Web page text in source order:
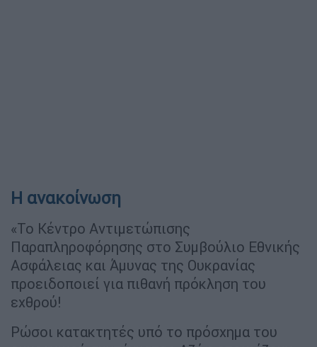
Η ανακοίνωση
«Το Κέντρο Αντιμετώπισης
Παραπληροφόρησης στο Συμβούλιο Εθνικής
Ασφάλειας και Άμυνας της Ουκρανίας
προειδοποιεί για πιθανή πρόκληση του
εχθρού!
Ρώσοι κατακτητές υπό το πρόσχημα του